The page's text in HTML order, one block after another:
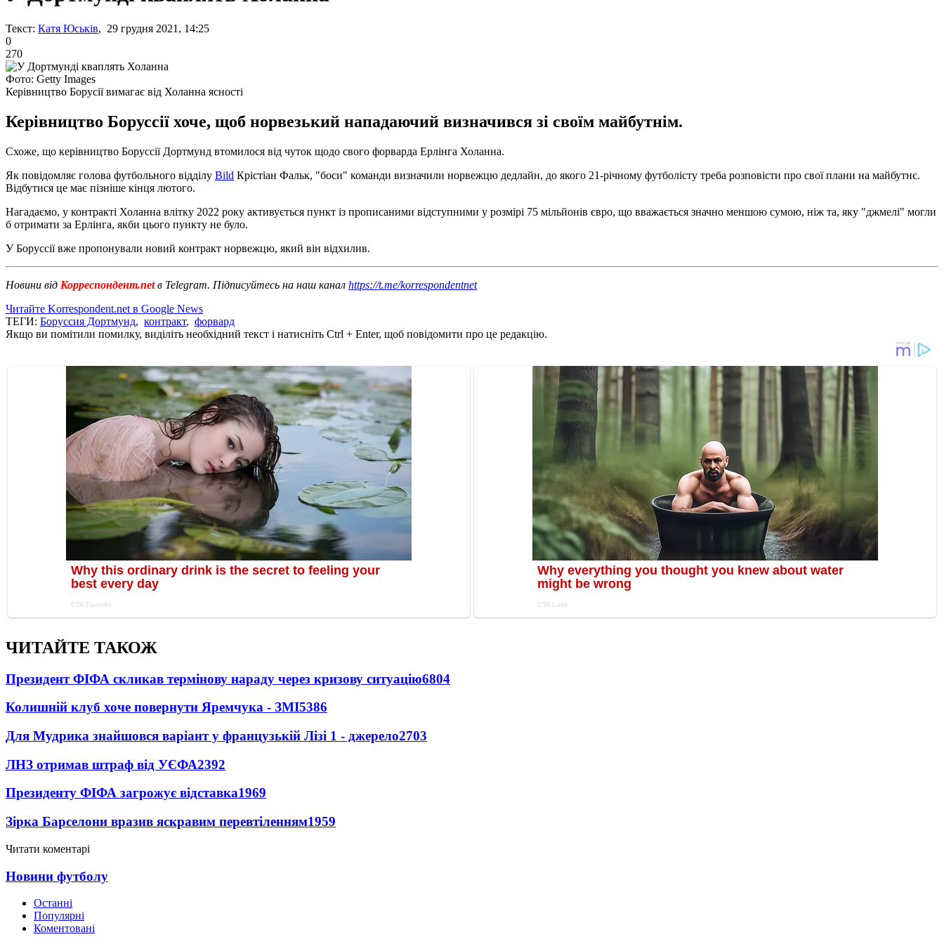
Текст: Катя Юськів, 29 грудня 2021, 14:25
0
270
Фото: Getty Images
Керівництво Борусії вимагає від Холанна ясності
Керівництво Боруссії хоче, щоб норвезький нападаючий визначився зі своїм майбутнім.
Схоже, що керівництво Боруссії Дортмунд втомилося від чуток щодо свого форварда Ерлінга Холанна.
Як повідомляє голова футбольного відділу Bild Крістіан Фальк, "боси" команди визначили норвежцю дедлайн, до якого 21-річному футболісту треба розповісти про свої плани на майбутнє.
Відбутися це має пізніше кінця лютого.
Нагадаємо, у контракті Холанна влітку 2022 року активується пункт із прописаними відступними у розмірі 75 мільйонів євро, що вважається значно меншою сумою, ніж та, яку "джмелі" могли
б отримати за Ерлінга, якби цього пункту не було.
У Боруссії вже пропонували новий контракт норвежцю, який він відхилив.
Новини від Корреспондент.netв Telegram. Підписуйтесь на наш канал https://t.me/korrespondentnet
Читайте Korrespondent.net в Google News
ТЕГИ: Боруссия Дортмунд, контракт, форвард
Якщо ви помітили помилку, виділіть необхідний текст і натисніть Ctrl + Enter, щоб повідомити про це редакцію.
ЧИТАЙТЕ ТАКОЖ
Президент ФІФА скликав термінову нараду через кризову ситуацію6804
Колишній клуб хоче повернути Яремчука - ЗМІ5386
Для Мудрика знайшовся варіант у французькій Лізі 1 - джерело2703
ЛНЗ отримав штраф від УЄФА2392
Президенту ФІФА загрожує відставка1969
Зірка Барселони вразив яскравим перевтіленням1959
Читати коментарі
Новини футболу
Останні
Популярні
Коментовані